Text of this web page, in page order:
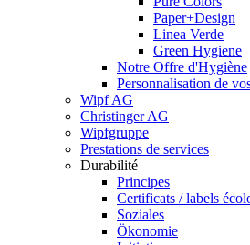
Paper+Design
Linea Verde
Green Hygiene
Notre Offre d'Hygiène
Personnalisation de
Wipf AG
Christinger AG
Wipfgruppe
Prestations de services
Durabilité
Principes
Certificats / labels
Soziales
Ökonomie